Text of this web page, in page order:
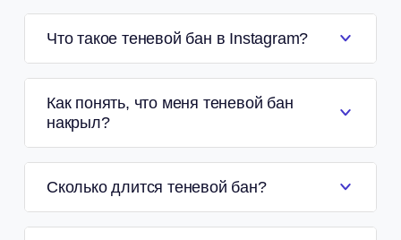
Что такое теневой бан в Instagram?
Как понять, что меня теневой бан
накрыл?
Сколько длится теневой бан?